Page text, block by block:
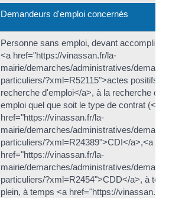
Demandeurs d'emploi concernés
Personne sans emploi, devant accomplir des
<a href="https://vinassan.fr/la-
mairie/demarches/administratives/demarches-
particuliers/?xml=R52115">actes positifs de
recherche d'emploi</a>, à la recherche d'un
emploi quel que soit le type de contrat (<a
href="https://vinassan.fr/la-
mairie/demarches/administratives/demarches-
particuliers/?xml=R24389">CDI</a>,<a
href="https://vinassan.fr/la-
mairie/demarches/administratives/demarches-
particuliers/?xml=R2454">CDD</a>, à temps
plein, à temps <a href="https://vinassan.fr/la-